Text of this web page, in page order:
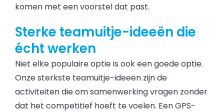
komen met een voorstel dat past.
Sterke teamuitje-ideeën die
écht werken
Niet elke populaire optie is ook een goede optie.
Onze sterkste teamuitje-ideeën zijn de
activiteiten die om samenwerking vragen zonder
dat het competitief hoeft te voelen. Een GPS-